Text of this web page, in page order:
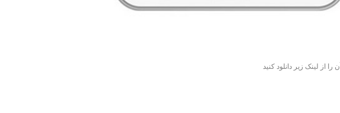
از لینک زیر دانلود کنید